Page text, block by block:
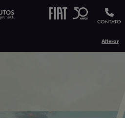
CONTATO
Alterar